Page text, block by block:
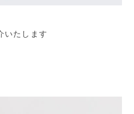
いたします